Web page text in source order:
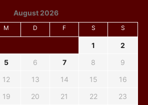
August 2026
M D F S S
1
2
5 6 7 8
9
12 13 14 15
16
19 20 21 22
23